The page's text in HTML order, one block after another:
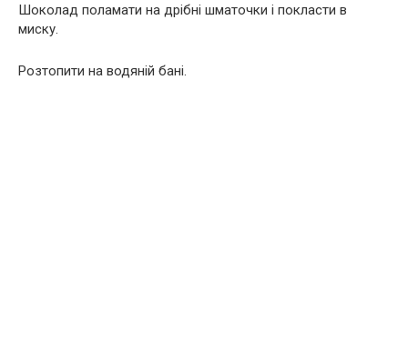
Шоколад поламати на дрібні шматочки і покласти в
миску.
Розтопити на водяній бані.